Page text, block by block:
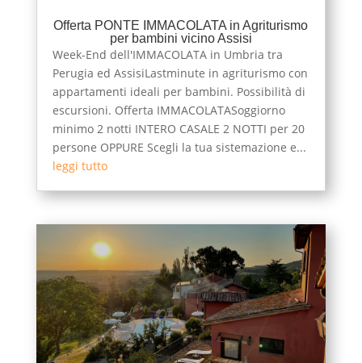
Offerta PONTE IMMACOLATA in Agriturismo
per bambini vicino Assisi
Week-End dell'IMMACOLATA in Umbria tra
Perugia ed AssisiLastminute in agriturismo con
appartamenti ideali per bambini. Possibilità di
escursioni. Offerta IMMACOLATASoggiorno
minimo 2 notti INTERO CASALE 2 NOTTI per 20
persone OPPURE Scegli la tua sistemazione e...
leggi tutto